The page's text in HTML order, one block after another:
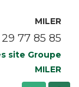
MILER
77 85 85
site Groupe
MILER